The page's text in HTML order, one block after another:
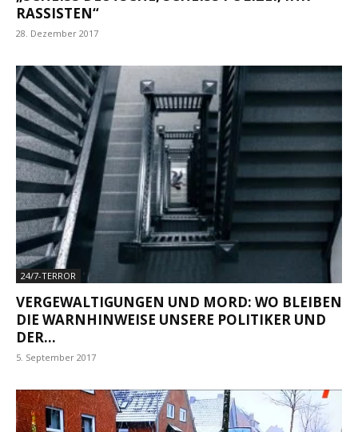
SSISTEN“
28. Dezember 2017
24/7-TERROR
VERGEWALTIGUNGEN UND MORD: WO BLEIBEN
DIE WARNHINWEISE UNSERE POLITIKER UND
DER...
5. September 2017